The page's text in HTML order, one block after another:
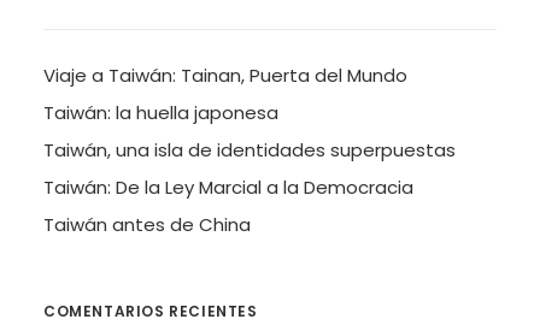
Viaje a Taiwán: Tainan, Puerta del Mundo
Taiwán: la huella japonesa
Taiwán, una isla de identidades superpuestas
Taiwán: De la Ley Marcial a la Democracia
Taiwán antes de China
COMENTARIOS RECIENTES